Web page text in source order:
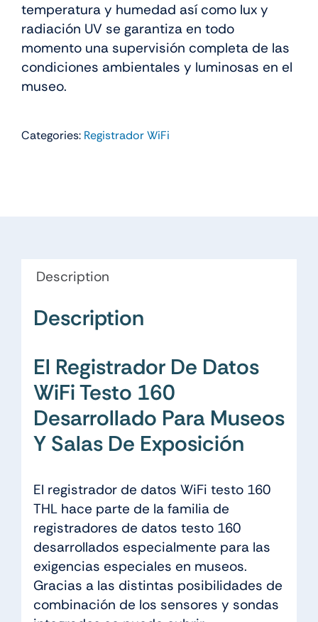
temperatura y humedad así como lux y
radiación UV se garantiza en todo
momento una supervisión completa de las
condiciones ambientales y luminosas en el
museo.
Categories: Registrador WiFi
Description
Description
El Registrador De Datos
WiFi Testo 160
Desarrollado Para Museos
Y Salas De Exposición
El registrador de datos WiFi testo 160
THL hace parte de la familia de
registradores de datos testo 160
desarrollados especialmente para las
exigencias especiales en museos.
Gracias a las distintas posibilidades de
combinación de los sensores y sondas